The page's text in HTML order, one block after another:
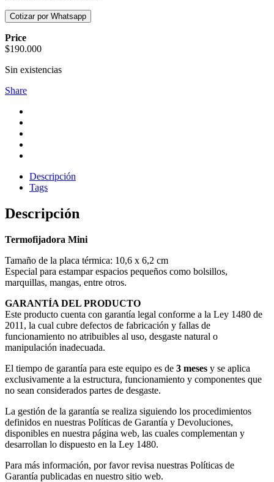
Price
$190.000
Sin existencias
Share
Descripción
Tags
Descripción
Termofijadora Mini
Tamaño de la placa térmica: 10,6 x 6,2 cm
Especial para estampar espacios pequeños como bolsillos,
marquillas, mangas, entre otros.
GARANTÍA DEL PRODUCTO
Este producto cuenta con garantía legal conforme a la Ley 1480 de
2011, la cual cubre defectos de fabricación y fallas de
funcionamiento no atribuibles al uso, desgaste natural o
manipulación inadecuada.
El tiempo de garantía para este equipo es de 3 meses y se aplica
exclusivamente a la estructura, funcionamiento y componentes que
no sean considerados partes de desgaste.
La gestión de la garantía se realiza siguiendo los procedimientos
definidos en nuestras Políticas de Garantía y Devoluciones,
disponibles en nuestra página web, las cuales complementan y
desarrollan lo dispuesto en la Ley 1480.
Para más información, por favor revisa nuestras Políticas de
Garantía publicadas en nuestro sitio web.